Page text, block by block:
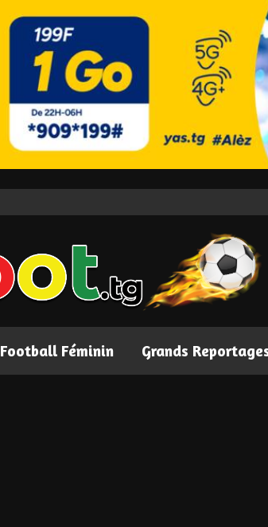
Football Féminin Grands